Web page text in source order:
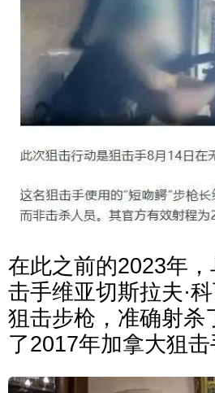
在此之前的2023年
击手维亚切斯拉夫·
狙击步枪，准确射杀
了2017年加拿大狙